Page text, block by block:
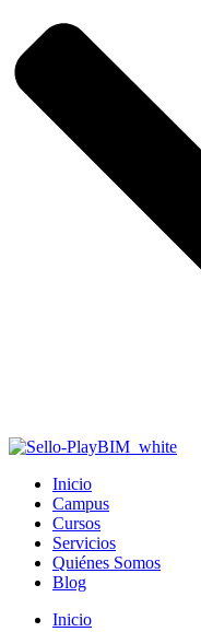
Inicio
Campus
Cursos
Servicios
Quiénes Somos
Blog
Inicio